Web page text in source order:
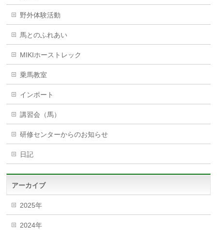
野外体験活動
馬とのふれあい
MIKIホーストレック
乗馬教室
インポート
講習会（馬）
研修センターからのお知らせ
日記
アーカイブ
2025年
2024年